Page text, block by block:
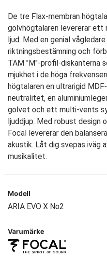
De tre Flax-membran
golvhögtalaren levererar
ljud. Med en genial
riktningsbestämning och
TAM "M"-profil-diskanterna
mjukhet i de höga
högtalaren en ultrarigid
neutralitet, en
golvet och ett multi-vents
ljuddjup. Med robust design
Focal levererar den
akustik. Låt dig svepas iväg
musikalitet.
Modell
ARIA EVO X No2
Varumärke